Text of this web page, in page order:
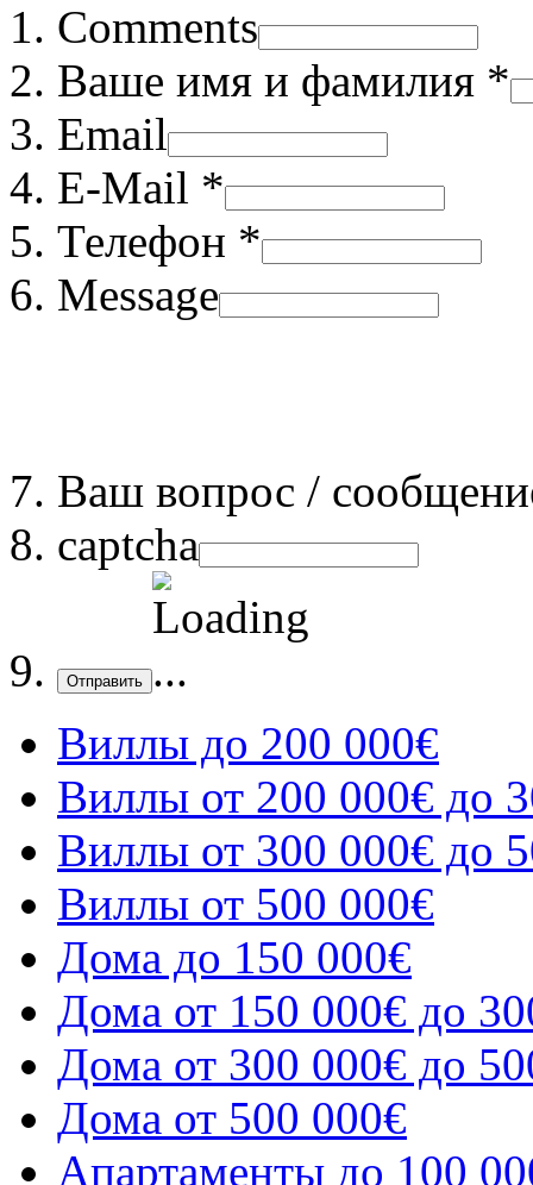
Comments
Ваше имя и фамилия *
Email
E-Mail *
Телефон *
Message
Ваш вопрос /
captcha
Отправить
Виллы до 200 000€
Виллы от 200 000€ до
Виллы от 300 000€ до
Виллы от 500 000€
Дома до 150 000€
Дома от 150 000€ до
Дома от 300 000€ до
Дома от 500 000€
Апартаменты до 100